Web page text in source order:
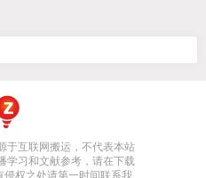
于互联网搬运，不代表本站
学习和文献参考，请在下载
权之处请第一时间联系我